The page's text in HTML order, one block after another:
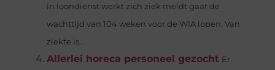
in loondienst werkt zich ziek meldt gaat de
wachttijd van 104 weken voor de WIA lopen. Van
ziekte is...
Allerlei horeca personeel gezocht Er